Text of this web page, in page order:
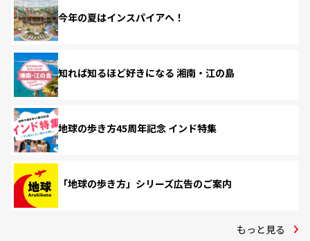
今年の夏はインスパイアへ！
知れば知るほど好きになる 湘南・江の島
地球の歩き方45周年記念 インド特集
「地球の歩き方」シリーズ広告のご案内
もっと見る